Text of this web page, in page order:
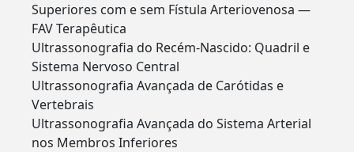
Superiores com e sem Fístula Arteriovenosa —
FAV Terapêutica
Ultrassonografia do Recém-Nascido: Quadril e
Sistema Nervoso Central
Ultrassonografia Avançada de Carótidas e
Vertebrais
Ultrassonografia Avançada do Sistema Arterial
nos Membros Inferiores